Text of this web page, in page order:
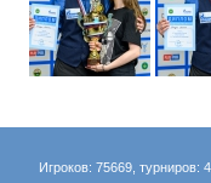
Игроков: 75669, турниров: